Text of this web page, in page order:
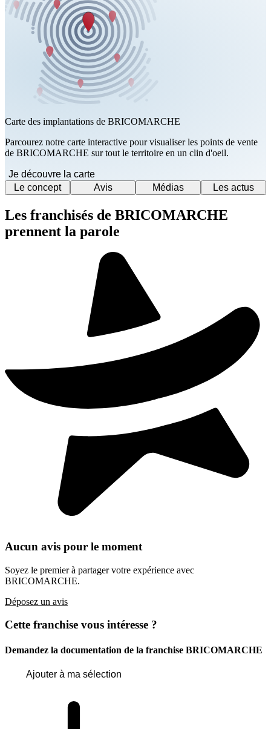
Carte des implantations de BRICOMARCHE
Parcourez notre carte interactive pour visualiser les points de vente
de BRICOMARCHE sur tout le territoire en un clin d'oeil.
Je découvre la carte
Le concept
Avis Médias Les actus
Les franchisés de BRICOMARCHE
prennent la parole
Aucun avis pour le moment
Soyez le premier à partager votre expérience avec
BRICOMARCHE.
Déposez un avis
Cette franchise vous intéresse ?
Demandez la documentation de la franchise BRICOMARCHE
Ajouter à ma sélection